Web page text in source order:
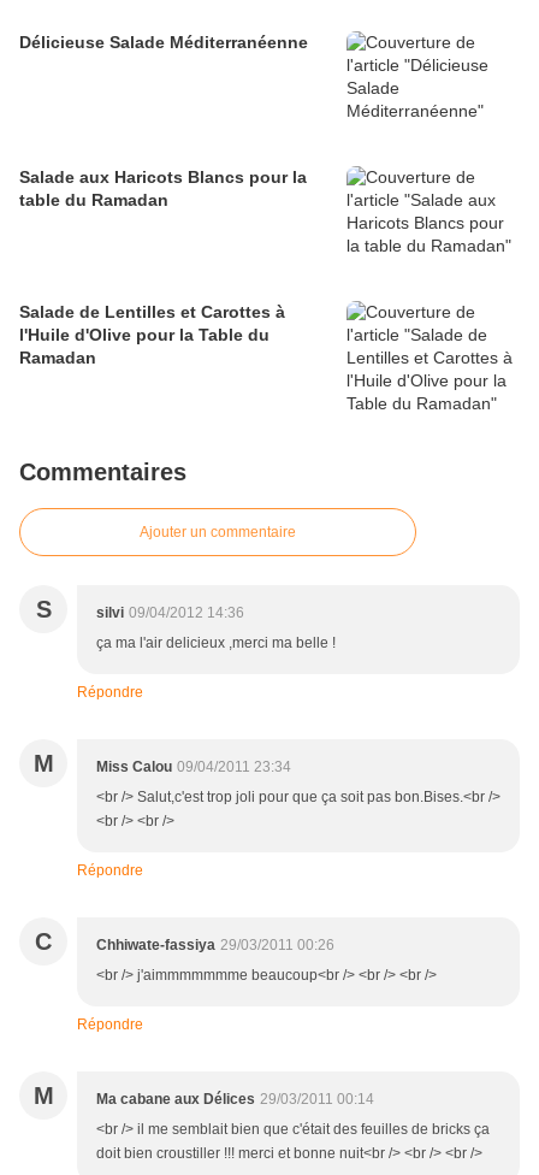
Délicieuse Salade Méditerranéenne
Salade aux Haricots Blancs pour la
table du Ramadan
Salade de Lentilles et Carottes à
l'Huile d'Olive pour la Table du
Ramadan
Commentaires
Ajouter un commentaire
S silvi 09/04/2012 14:36
ça ma l'air delicieux ,merci ma belle !
Répondre
M Miss Calou 09/04/2011 23:34
<br /> Salut,c'est trop joli pour que ça soit pas bon.Bises.<br />
<br /> <br />
Répondre
C Chhiwate-fassiya 29/03/2011 00:26
<br /> j'aimmmmmmme beaucoup<br /> <br /> <br />
Répondre
M Ma cabane aux Délices 29/03/2011 00:14
<br /> il me semblait bien que c'était des feuilles de bricks ça
doit bien croustiller !!! merci et bonne nuit<br /> <br /> <br />